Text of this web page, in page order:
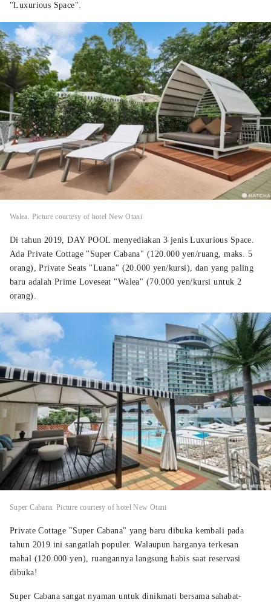
"Luxurious Space".
Walea. Picture courtesy of hotel New Otani
Di tahun 2019, DAY POOL menyediakan 3 jenis Luxurious Space.
Ada Private Cottage "Super Cabana" (120.000 yen/ruang, maks. 5
orang), Private Seats "Luana" (20.000 yen/kursi), dan yang paling
baru adalah Prime Loveseat "Walea" (70.000 yen/kursi untuk 2
orang).
Super Cabana. Picture courtesy of hotel New Otani
Private Cottage "Super Cabana" yang baru dibuka kembali pada
tahun 2019 ini sangatlah populer. Walaupun harganya terkesan
mahal (120.000 yen), ruangannya langsung habis saat reservasi
dibuka!
Super Cabana sangat nyaman untuk dinikmati bersama sahabat-